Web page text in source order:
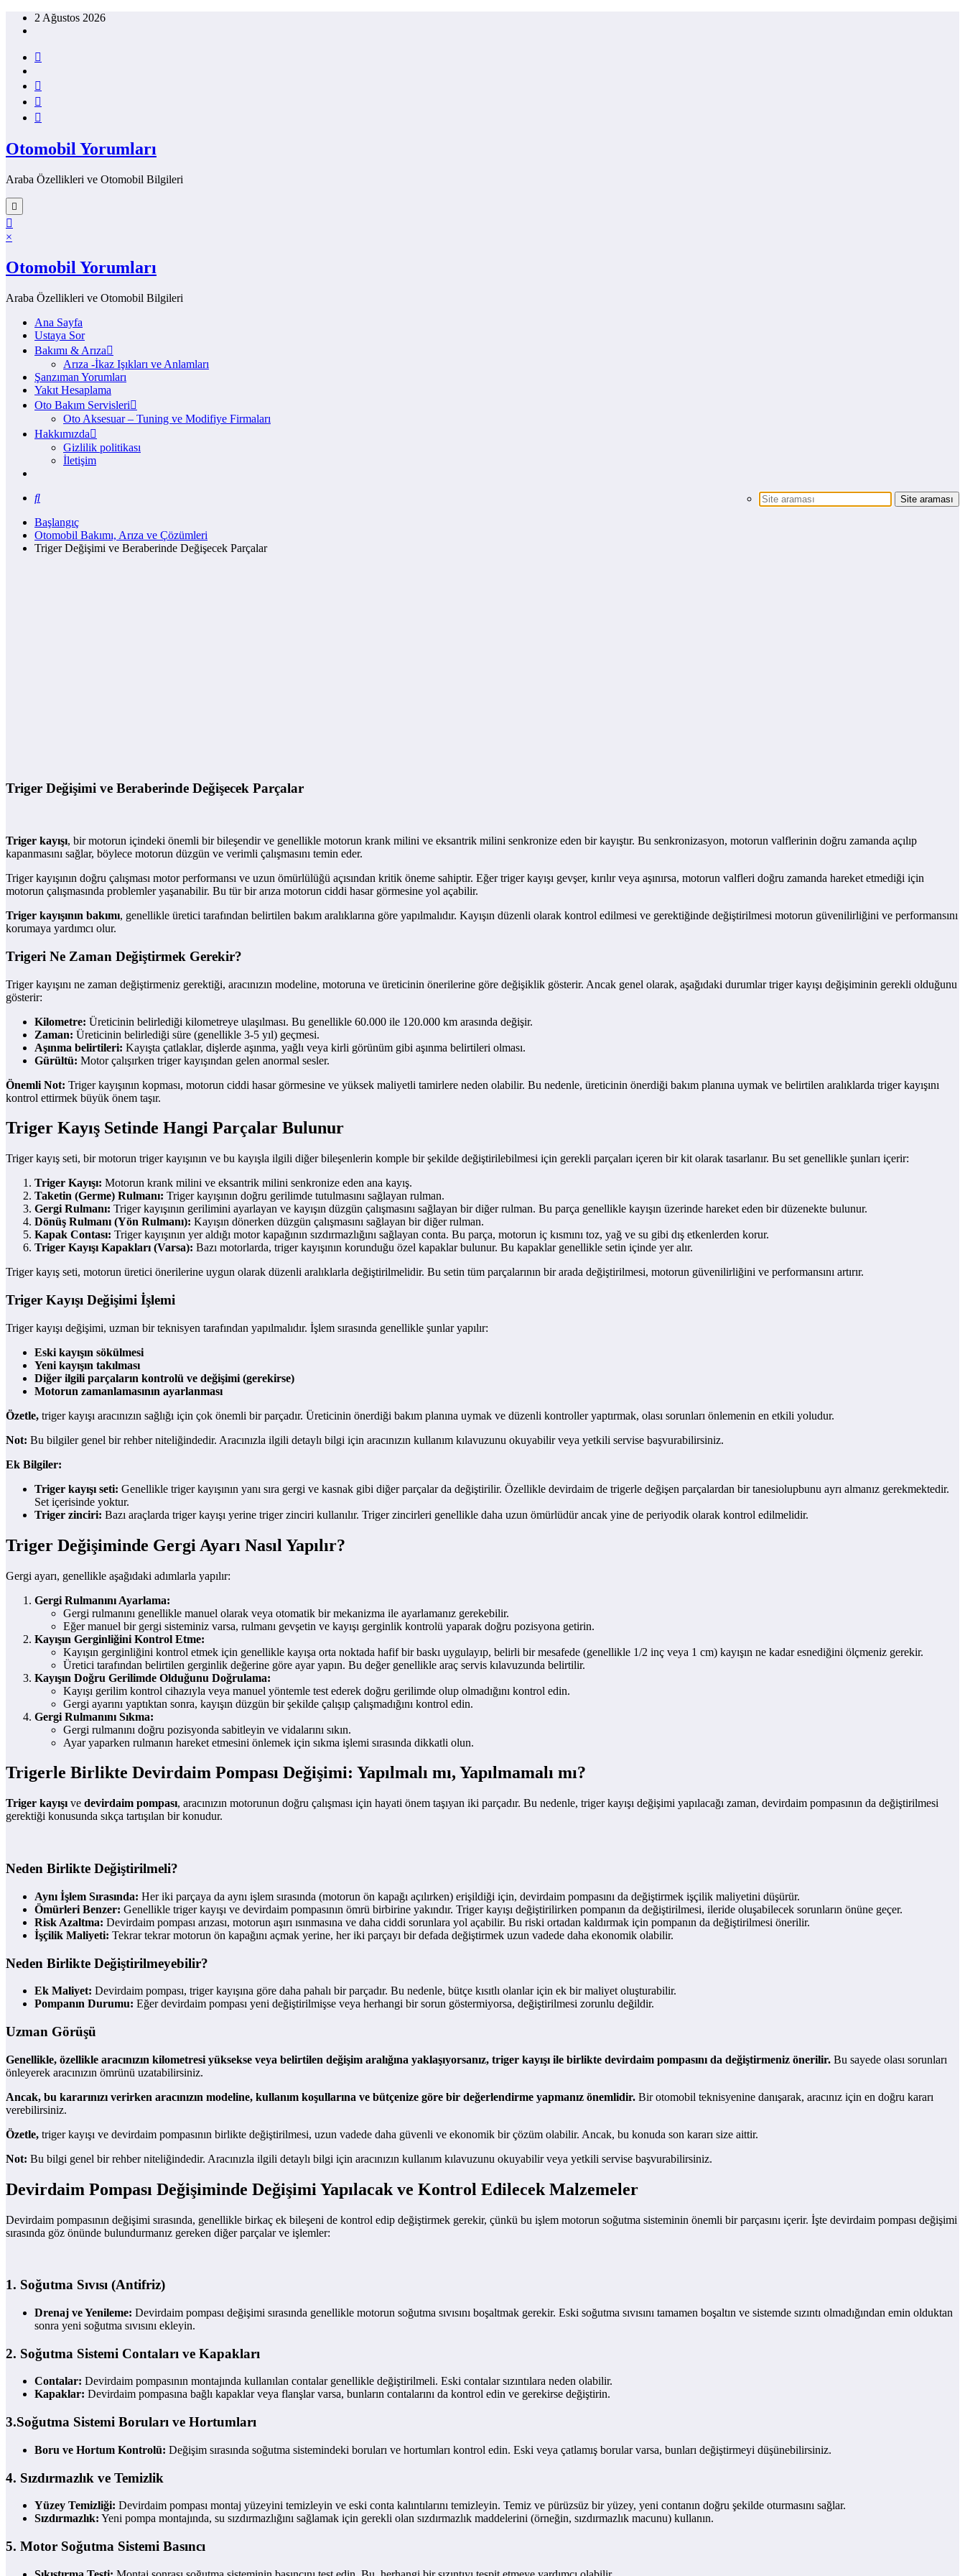
İçeriğe2 Ağustos 2026
Otomobil Yorumları
Araba Özellikleri ve Otomobil Bilgileri
×
Otomobil Yorumları
Araba Özellikleri ve Otomobil Bilgileri
Ana Sayfa
Ustaya Sor
Bakımı & Arıza
Arıza -İkaz Işıkları ve Anlamları
Şanzıman Yorumları
Yakıt Hesaplama
Oto Bakım Servisleri
Oto Aksesuar – Tuning ve Modifiye Firmaları
Hakkımızda
Gizlilik politikası
İletişim
Başlangıç
Otomobil Bakımı, Arıza ve Çözümleri
Triger Değişimi ve Beraberinde Değişecek Parçalar
Triger Değişimi ve Beraberinde Değişecek Parçalar
Triger kayışı, bir motorun içindeki önemli bir bileşendir ve genellikle motorun krank milini ve eksantrik milini senkronize eden bir kayıştır. Bu senkronizasyon, motorun valflerinin doğru zamanda açılıp
kapanmasını sağlar, böylece motorun düzgün ve verimli çalışmasını temin eder.
Triger kayışının doğru çalışması motor performansı ve uzun ömürlülüğü açısından kritik öneme sahiptir. Eğer triger kayışı gevşer, kırılır veya aşınırsa, motorun valfleri doğru zamanda hareket etmediği için
motorun çalışmasında problemler yaşanabilir. Bu tür bir arıza motorun ciddi hasar görmesine yol açabilir.
Triger kayışının bakımı, genellikle üretici tarafından belirtilen bakım aralıklarına göre yapılmalıdır. Kayışın düzenli olarak kontrol edilmesi ve gerektiğinde değiştirilmesi motorun güvenilirliğini ve performansını
korumaya yardımcı olur.
Trigeri Ne Zaman Değiştirmek Gerekir?
Triger kayışını ne zaman değiştirmeniz gerektiği, aracınızın modeline, motoruna ve üreticinin önerilerine göre değişiklik gösterir. Ancak genel olarak, aşağıdaki durumlar triger kayışı değişiminin gerekli olduğunu
gösterir:
Kilometre: Üreticinin belirlediği kilometreye ulaşılması. Bu genellikle 60.000 ile 120.000 km arasında değişir.
Zaman: Üreticinin belirlediği süre (genellikle 3-5 yıl) geçmesi.
Aşınma belirtileri: Kayışta çatlaklar, dişlerde aşınma, yağlı veya kirli görünüm gibi aşınma belirtileri olması.
Gürültü: Motor çalışırken triger kayışından gelen anormal sesler.
Önemli Not: Triger kayışının kopması, motorun ciddi hasar görmesine ve yüksek maliyetli tamirlere neden olabilir. Bu nedenle, üreticinin önerdiği bakım planına uymak ve belirtilen aralıklarda triger kayışını
kontrol ettirmek büyük önem taşır.
Triger Kayış Setinde Hangi Parçalar Bulunur
Triger kayış seti, bir motorun triger kayışının ve bu kayışla ilgili diğer bileşenlerin komple bir şekilde değiştirilebilmesi için gerekli parçaları içeren bir kit olarak tasarlanır. Bu set genellikle şunları içerir:
Triger Kayışı: Motorun krank milini ve eksantrik milini senkronize eden ana kayış.
Taketin (Germe) Rulmanı: Triger kayışının doğru gerilimde tutulmasını sağlayan rulman.
Gergi Rulmanı: Triger kayışının gerilimini ayarlayan ve kayışın düzgün çalışmasını sağlayan bir diğer rulman. Bu parça genellikle kayışın üzerinde hareket eden bir düzenekte bulunur.
Dönüş Rulmanı (Yön Rulmanı): Kayışın dönerken düzgün çalışmasını sağlayan bir diğer rulman.
Kapak Contası: Triger kayışının yer aldığı motor kapağının sızdırmazlığını sağlayan conta. Bu parça, motorun iç kısmını toz, yağ ve su gibi dış etkenlerden korur.
Triger Kayışı Kapakları (Varsa): Bazı motorlarda, triger kayışının korunduğu özel kapaklar bulunur. Bu kapaklar genellikle setin içinde yer alır.
Triger kayış seti, motorun üretici önerilerine uygun olarak düzenli aralıklarla değiştirilmelidir. Bu setin tüm parçalarının bir arada değiştirilmesi, motorun güvenilirliğini ve performansını artırır.
Triger Kayışı Değişimi İşlemi
Triger kayışı değişimi, uzman bir teknisyen tarafından yapılmalıdır. İşlem sırasında genellikle şunlar yapılır:
Eski kayışın sökülmesi
Yeni kayışın takılması
Diğer ilgili parçaların kontrolü ve değişimi (gerekirse)
Motorun zamanlamasının ayarlanması
Özetle, triger kayışı aracınızın sağlığı için çok önemli bir parçadır. Üreticinin önerdiği bakım planına uymak ve düzenli kontroller yaptırmak, olası sorunları önlemenin en etkili yoludur.
Not: Bu bilgiler genel bir rehber niteliğindedir. Aracınızla ilgili detaylı bilgi için aracınızın kullanım kılavuzunu okuyabilir veya yetkili servise başvurabilirsiniz.
Ek Bilgiler:
Triger kayışı seti: Genellikle triger kayışının yanı sıra gergi ve kasnak gibi diğer parçalar da değiştirilir. Özellikle devirdaim de trigerle değişen parçalardan bir tanesiolupbunu ayrı almanız gerekmektedir.
Set içerisinde yoktur.
Triger zinciri: Bazı araçlarda triger kayışı yerine triger zinciri kullanılır. Triger zincirleri genellikle daha uzun ömürlüdür ancak yine de periyodik olarak kontrol edilmelidir.
Triger Değişiminde Gergi Ayarı Nasıl Yapılır?
Gergi ayarı, genellikle aşağıdaki adımlarla yapılır:
Gergi Rulmanını Ayarlama:
Gergi rulmanını genellikle manuel olarak veya otomatik bir mekanizma ile ayarlamanız gerekebilir.
Eğer manuel bir gergi sisteminiz varsa, rulmanı gevşetin ve kayışı gerginlik kontrolü yaparak doğru pozisyona getirin.
Kayışın Gerginliğini Kontrol Etme:
Kayışın gerginliğini kontrol etmek için genellikle kayışa orta noktada hafif bir baskı uygulayıp, belirli bir mesafede (genellikle 1/2 inç veya 1 cm) kayışın ne kadar esnediğini ölçmeniz gerekir.
Üretici tarafından belirtilen gerginlik değerine göre ayar yapın. Bu değer genellikle araç servis kılavuzunda belirtilir.
Kayışın Doğru Gerilimde Olduğunu Doğrulama:
Kayışı gerilim kontrol cihazıyla veya manuel yöntemle test ederek doğru gerilimde olup olmadığını kontrol edin.
Gergi ayarını yaptıktan sonra, kayışın düzgün bir şekilde çalışıp çalışmadığını kontrol edin.
Gergi Rulmanını Sıkma:
Gergi rulmanını doğru pozisyonda sabitleyin ve vidalarını sıkın.
Ayar yaparken rulmanın hareket etmesini önlemek için sıkma işlemi sırasında dikkatli olun.
Trigerle Birlikte Devirdaim Pompası Değişimi: Yapılmalı mı, Yapılmamalı mı?
Triger kayışı ve devirdaim pompası, aracınızın motorunun doğru çalışması için hayati önem taşıyan iki parçadır. Bu nedenle, triger kayışı değişimi yapılacağı zaman, devirdaim pompasının da değiştirilmesi
gerektiği konusunda sıkça tartışılan bir konudur.
Neden Birlikte Değiştirilmeli?
Aynı İşlem Sırasında: Her iki parçaya da aynı işlem sırasında (motorun ön kapağı açılırken) erişildiği için, devirdaim pompasını da değiştirmek işçilik maliyetini düşürür.
Ömürleri Benzer: Genellikle triger kayışı ve devirdaim pompasının ömrü birbirine yakındır. Triger kayışı değiştirilirken pompanın da değiştirilmesi, ileride oluşabilecek sorunların önüne geçer.
Risk Azaltma: Devirdaim pompası arızası, motorun aşırı ısınmasına ve daha ciddi sorunlara yol açabilir. Bu riski ortadan kaldırmak için pompanın da değiştirilmesi önerilir.
İşçilik Maliyeti: Tekrar tekrar motorun ön kapağını açmak yerine, her iki parçayı bir defada değiştirmek uzun vadede daha ekonomik olabilir.
Neden Birlikte Değiştirilmeyebilir?
Ek Maliyet: Devirdaim pompası, triger kayışına göre daha pahalı bir parçadır. Bu nedenle, bütçe kısıtlı olanlar için ek bir maliyet oluşturabilir.
Pompanın Durumu: Eğer devirdaim pompası yeni değiştirilmişse veya herhangi bir sorun göstermiyorsa, değiştirilmesi zorunlu değildir.
Uzman Görüşü
Genellikle, özellikle aracınızın kilometresi yüksekse veya belirtilen değişim aralığına yaklaşıyorsanız, triger kayışı ile birlikte devirdaim pompasını da değiştirmeniz önerilir. Bu sayede olası sorunları
önleyerek aracınızın ömrünü uzatabilirsiniz.
Ancak, bu kararınızı verirken aracınızın modeline, kullanım koşullarına ve bütçenize göre bir değerlendirme yapmanız önemlidir. Bir otomobil teknisyenine danışarak, aracınız için en doğru kararı
verebilirsiniz.
Özetle, triger kayışı ve devirdaim pompasının birlikte değiştirilmesi, uzun vadede daha güvenli ve ekonomik bir çözüm olabilir. Ancak, bu konuda son kararı size aittir.
Not: Bu bilgi genel bir rehber niteliğindedir. Aracınızla ilgili detaylı bilgi için aracınızın kullanım kılavuzunu okuyabilir veya yetkili servise başvurabilirsiniz.
Devirdaim Pompası Değişiminde Değişimi Yapılacak ve Kontrol Edilecek Malzemeler
Devirdaim pompasının değişimi sırasında, genellikle birkaç ek bileşeni de kontrol edip değiştirmek gerekir, çünkü bu işlem motorun soğutma sisteminin önemli bir parçasını içerir. İşte devirdaim pompası değişimi
sırasında göz önünde bulundurmanız gereken diğer parçalar ve işlemler:
1. Soğutma Sıvısı (Antifriz)
Drenaj ve Yenileme: Devirdaim pompası değişimi sırasında genellikle motorun soğutma sıvısını boşaltmak gerekir. Eski soğutma sıvısını tamamen boşaltın ve sistemde sızıntı olmadığından emin olduktan
sonra yeni soğutma sıvısını ekleyin.
2. Soğutma Sistemi Contaları ve Kapakları
Contalar: Devirdaim pompasının montajında kullanılan contalar genellikle değiştirilmeli. Eski contalar sızıntılara neden olabilir.
Kapaklar: Devirdaim pompasına bağlı kapaklar veya flanşlar varsa, bunların contalarını da kontrol edin ve gerekirse değiştirin.
3.Soğutma Sistemi Boruları ve Hortumları
Boru ve Hortum Kontrolü: Değişim sırasında soğutma sistemindeki boruları ve hortumları kontrol edin. Eski veya çatlamış borular varsa, bunları değiştirmeyi düşünebilirsiniz.
4. Sızdırmazlık ve Temizlik
Yüzey Temizliği: Devirdaim pompası montaj yüzeyini temizleyin ve eski conta kalıntılarını temizleyin. Temiz ve pürüzsüz bir yüzey, yeni contanın doğru şekilde oturmasını sağlar.
Sızdırmazlık: Yeni pompa montajında, su sızdırmazlığını sağlamak için gerekli olan sızdırmazlık maddelerini (örneğin, sızdırmazlık macunu) kullanın.
5. Motor Soğutma Sistemi Basıncı